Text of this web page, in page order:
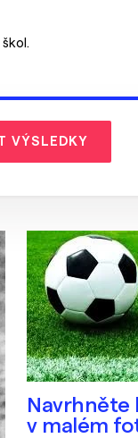
VÝSLEDKY
Navrhněte
v malém